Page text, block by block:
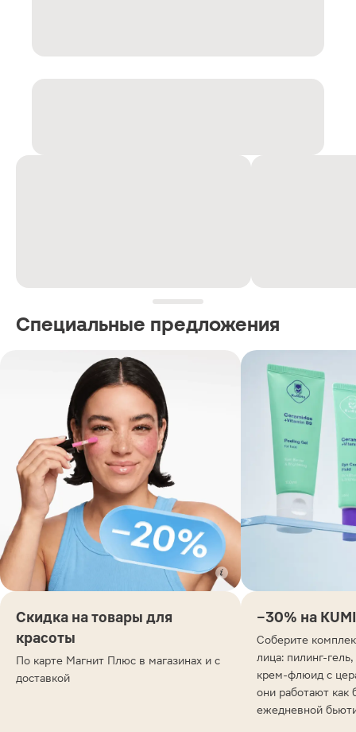
Специальные предложения
Скидка на товары для
красоты
По карте Магнит Плюс в магазинах и с
доставкой
−30% на
Соберите
лица: пилинг-
крем-флюид с
они работают как
ежедневной